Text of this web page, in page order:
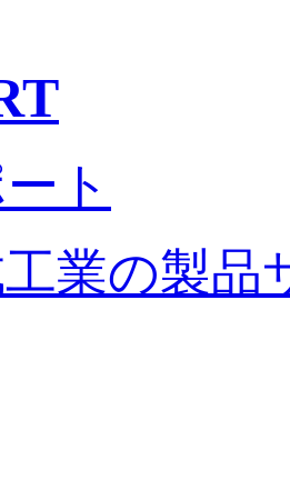
ト
業の製品